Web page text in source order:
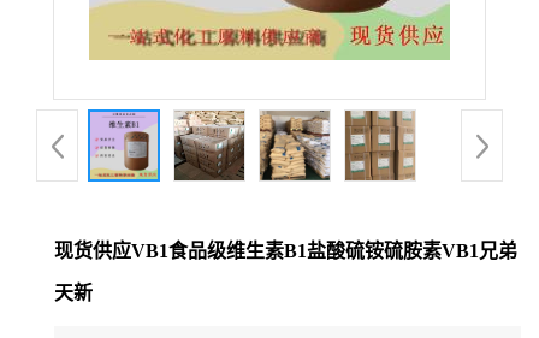
现货供应VB1食品级维生素B1盐酸硫铵硫胺素VB1兄弟
天新